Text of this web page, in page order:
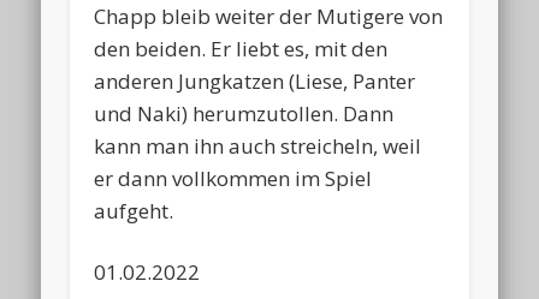
Chapp bleib weiter der Mutigere von
den beiden. Er liebt es, mit den
anderen Jungkatzen (Liese, Panter
und Naki) herumzutollen. Dann
kann man ihn auch streicheln, weil
er dann vollkommen im Spiel
aufgeht.
01.02.2022